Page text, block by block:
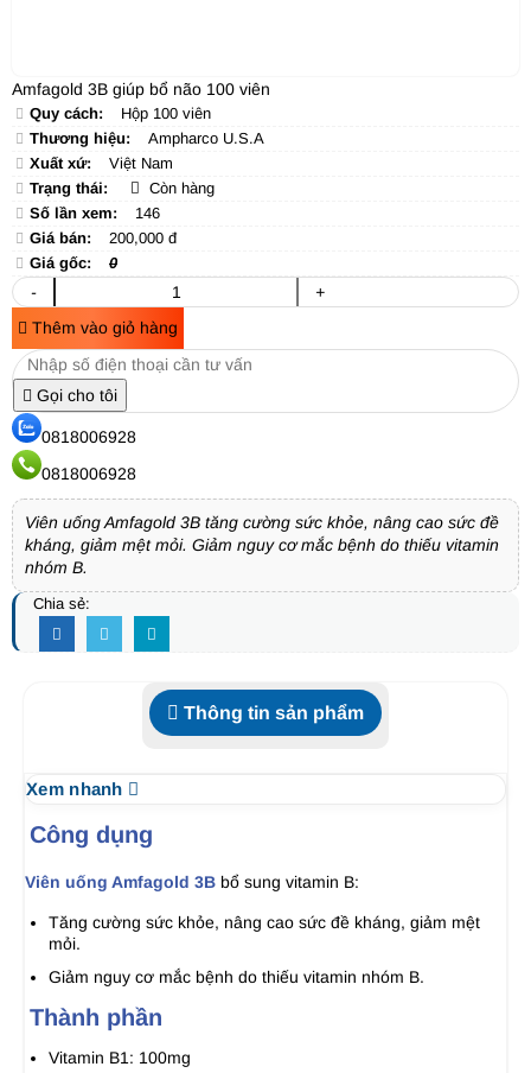
Amfagold 3B giúp bổ não 100 viên
Quy cách:
Hộp 100 viên
Thương hiệu:
Ampharco U.S.A
Xuất xứ:
Việt Nam
Trạng thái:
Còn hàng
Số lần xem:
146
Giá bán:
200,000 đ
Giá gốc:
0
-
+
Thêm vào giỏ hàng
Gọi cho tôi
0818006928
0818006928
Viên uống Amfagold 3B tăng cường sức khỏe, nâng cao sức đề
kháng, giảm mệt mỏi. Giảm nguy cơ mắc bệnh do thiếu vitamin
nhóm B.
Chia sẻ:
Thông tin sản phẩm
Xem nhanh
Công dụng
Viên uống Amfagold 3B bổ sung vitamin B:
Tăng cường sức khỏe, nâng cao sức đề kháng, giảm mệt
mỏi.
Giảm nguy cơ mắc bệnh do thiếu vitamin nhóm B.
Thành phần
Vitamin B1: 100mg